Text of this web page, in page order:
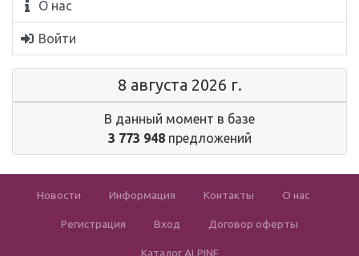
О нас
Войти
8 августа 2026 г.
В данный момент в базе
3 773 948предложений
Новости Информация Контакты О нас
Регистрация Вход Договор оферты
Каталог ALPINE